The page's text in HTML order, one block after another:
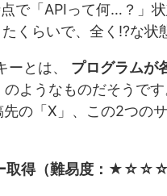
で「APIって何…？」
くらいで、全く⁉️な状
ーとは、 プログラムが
のようなものだそうで
先の「X」、この2つの
取得（難易度：